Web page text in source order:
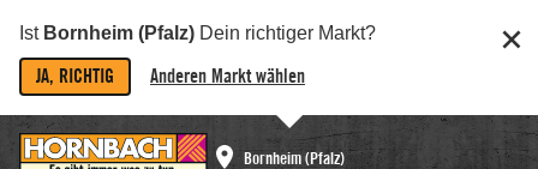
Ist Bornheim (Pfalz) Dein richtiger Markt?
JA, RICHTIG Anderen Markt wählen
Bornheim (Pfalz)